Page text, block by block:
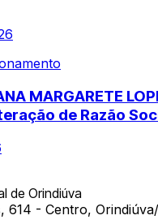
MARGARETE
de Razão
de Orindiúva
614 - Centro,